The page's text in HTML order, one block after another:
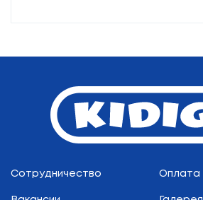
Сотрудничество Оплата